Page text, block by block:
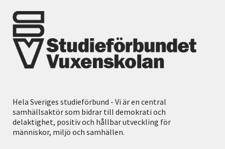
Hela Sveriges studieförbund - Vi är en central
samhällsaktör som bidrar till demokrati och
delaktighet, positiv och hållbar utveckling för
människor, miljö och samhällen.